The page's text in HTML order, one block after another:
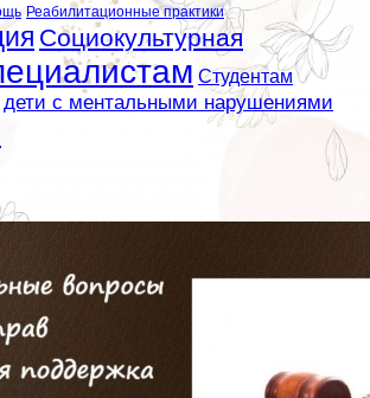
Реабилитационные практики
Социокультурная
Студентам
дети с ментальными нарушениями